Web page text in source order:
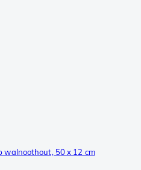
walnoothout, 50 x 12 cm